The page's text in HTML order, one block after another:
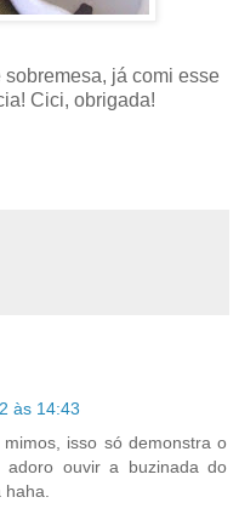
já comi esse
Cici, obrigada!
às 14:43
isso só demonstra o
ouvir a buzinada do